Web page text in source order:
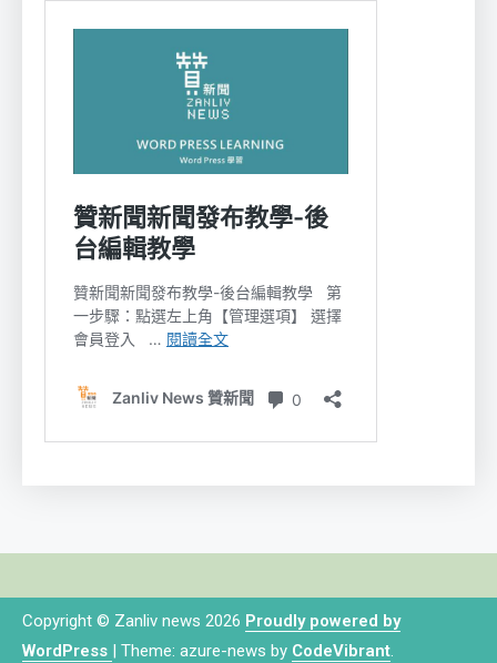
Copyright © Zanliv news 2026 Proudly powered by
WordPress
Theme: azure-news by CodeVibrant.